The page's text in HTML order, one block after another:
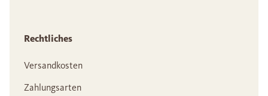
Rechtliches
Versandkosten
Zahlungsarten